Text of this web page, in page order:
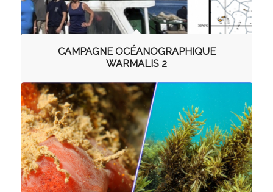
CAMPAGNE OCÉANOGRAPHIQUE
WARMALIS 2